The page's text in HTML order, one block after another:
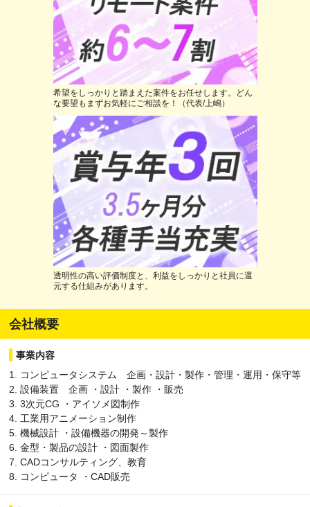
希望をしっかりと踏まえた案件をお任せします。どん
な要望もまずお気軽にご相談を！（代表/上嶋）
透明性の高い評価制度と、利益をしっかりと社員に還
元する仕組みがあります。
会社概要
事業内容
1. コンピュータシステム 企画・設計・製作・管理・運用・保守等
2. 設備装置 企画 ・設計 ・製作 ・販売
3. 3次元CG ・アイソメ図制作
4. 工業用アニメーション制作
5. 機械設計 ・設備機器の開発～製作
6. 金型・製品の設計 ・図面製作
7. CADコンサルティング、教育
8. コンピュータ ・CAD販売